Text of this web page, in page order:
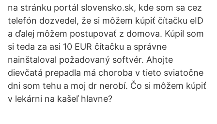
na stránku portál slovensko.sk, kde som sa cez
telefón dozvedel, že si môžem kúpiť čítačku eID
a ďalej môžem postupovať z domova. Kúpil som
si teda za asi 10 EUR čítačku a správne
nainštaloval požadovaný softvér. Ahojte
dievčatá prepadla má choroba v tieto sviatočne
dni som tehu a moj dr nerobí. Čo si môžem kúpiť
v lekárni na kašeľ hlavne?